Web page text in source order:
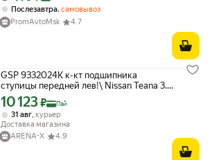
Послезавтра, самовывоз
PromAvtoMsk
4.7
GSP 9332024K к-кт подшипника
ступицы передней лев!\ Nissan Teana 3.5
08>/Murano Z51 07>
Цена с картой Яндекс Пэй 10123 ₽ вместо
10 123₽ Пэй
31 авг, курьер
Доставка магазина
ARENA-X
4.9